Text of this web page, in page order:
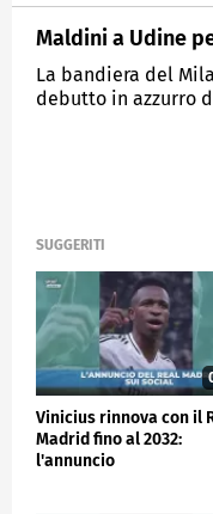
Maldini a Udine
La bandiera del
debutto in azzurro
SUGGERITI
Vinicius rinnova con il
Madrid fino al 2032:
l'annuncio